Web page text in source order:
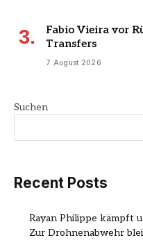
Fabio Vieira vor
Transfers
7 August 2026
Suchen
Recent Posts
Rayan Philippe kämpft
Zur Drohnenabwehr